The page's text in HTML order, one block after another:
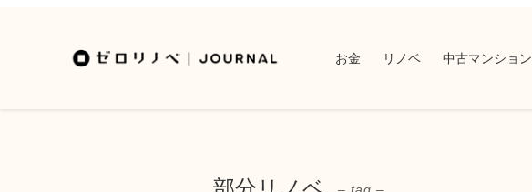
お金 リノベ 中古マンション